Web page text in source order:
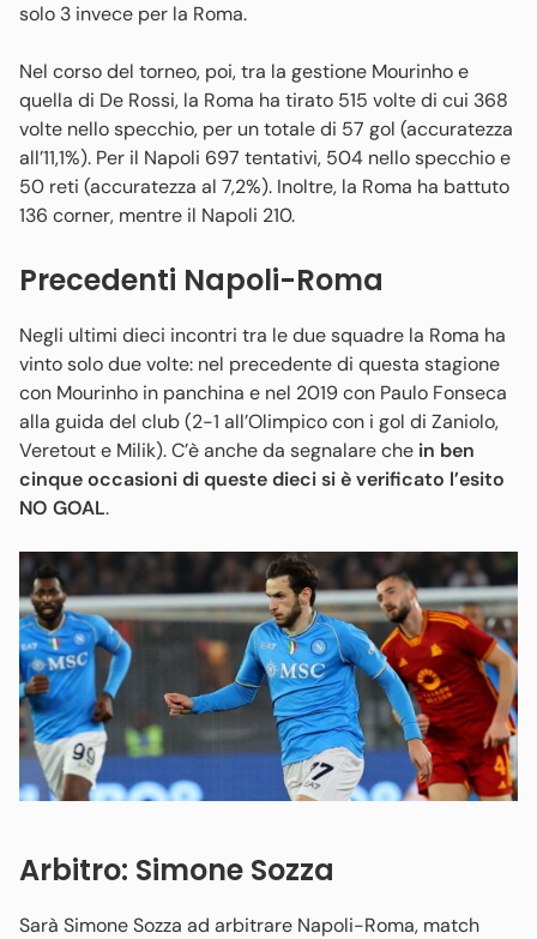
solo 3 invece per la Roma.
Nel corso del torneo, poi, tra la gestione Mourinho e
quella di De Rossi, la Roma ha tirato 515 volte di cui 368
volte nello specchio, per un totale di 57 gol (accuratezza
all’11,1%). Per il Napoli 697 tentativi, 504 nello specchio e
50 reti (accuratezza al 7,2%). Inoltre, la Roma ha battuto
136 corner, mentre il Napoli 210.
Precedenti Napoli-Roma
Negli ultimi dieci incontri tra le due squadre la Roma ha
vinto solo due volte: nel precedente di questa stagione
con Mourinho in panchina e nel 2019 con Paulo Fonseca
alla guida del club (2-1 all’Olimpico con i gol di Zaniolo,
Veretout e Milik). C’è anche da segnalare che in ben
cinque occasioni di queste dieci si è verificato l’esito
NO GOAL.
Arbitro: Simone Sozza
Sarà Simone Sozza ad arbitrare Napoli-Roma, match